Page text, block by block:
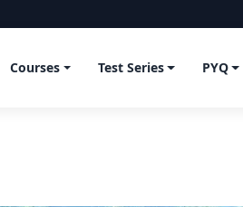
Courses Test Series PYQ